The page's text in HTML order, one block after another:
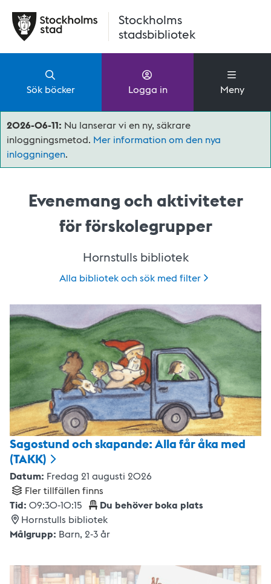
Stockholms
stadsbibliotek
Sök böcker Logga in Meny
2026-06-11: Nu lanserar vi en ny, säkrare
inloggningsmetod. Mer information om den nya
inloggningen.
Evenemang och aktiviteter
för förskolegrupper
Hornstulls bibliotek
Alla bibliotek och sök med filter
Sagostund och skapande: Alla får åka med
(TAKK)
Datum: Fredag 21 augusti 2026
Fler tillfällen finns
Tid: 09:30-10:15
Du behöver boka plats
Hornstulls bibliotek
Målgrupp: Barn, 2-3 år